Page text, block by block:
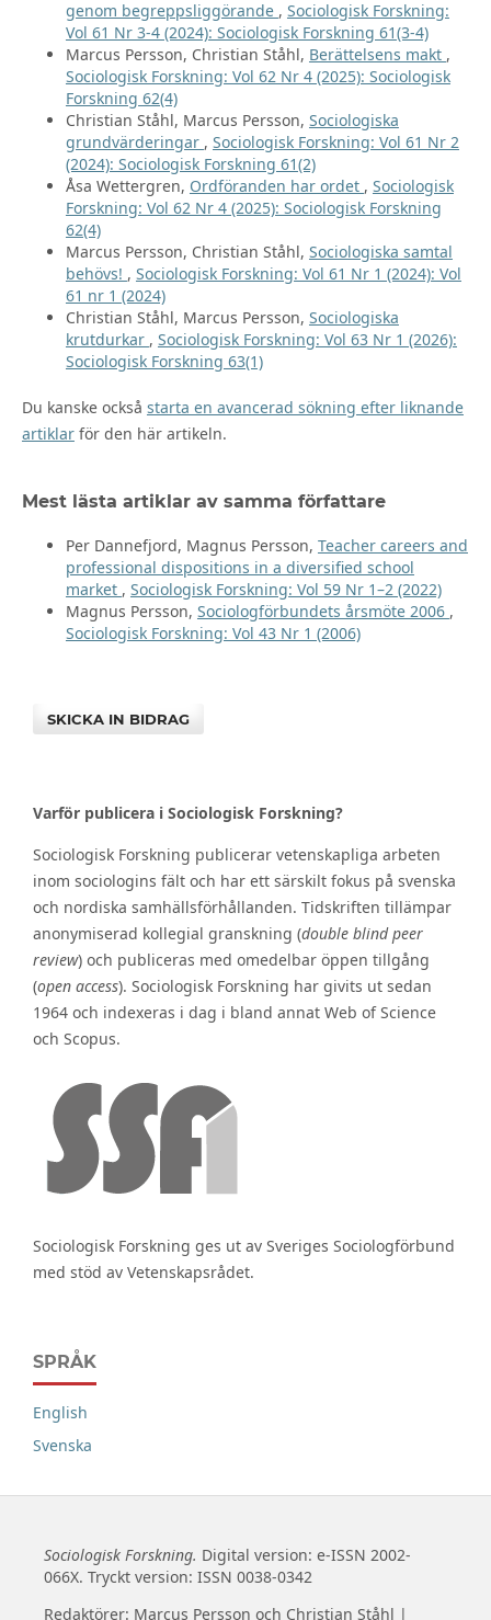
genom begreppsliggörande , Sociologisk Forskning:
Vol 61 Nr 3-4 (2024): Sociologisk Forskning 61(3-4)
Marcus Persson, Christian Ståhl, Berättelsens makt ,
Sociologisk Forskning: Vol 62 Nr 4 (2025): Sociologisk
Forskning 62(4)
Christian Ståhl, Marcus Persson, Sociologiska
grundvärderingar , Sociologisk Forskning: Vol 61 Nr 2
(2024): Sociologisk Forskning 61(2)
Åsa Wettergren, Ordföranden har ordet , Sociologisk
Forskning: Vol 62 Nr 4 (2025): Sociologisk Forskning
62(4)
Marcus Persson, Christian Ståhl, Sociologiska samtal
behövs! , Sociologisk Forskning: Vol 61 Nr 1 (2024): Vol
61 nr 1 (2024)
Christian Ståhl, Marcus Persson, Sociologiska
krutdurkar , Sociologisk Forskning: Vol 63 Nr 1 (2026):
Sociologisk Forskning 63(1)
Du kanske också starta en avancerad sökning efter liknande
artiklarför den här artikeln.
Mest lästa artiklar av samma författare
Per Dannefjord, Magnus Persson, Teacher careers and
professional dispositions in a diversified school
market , Sociologisk Forskning: Vol 59 Nr 1–2 (2022)
Magnus Persson, Sociologförbundets årsmöte 2006 ,
Sociologisk Forskning: Vol 43 Nr 1 (2006)
SKICKA IN BIDRAG
Varför publicera i Sociologisk Forskning?
Sociologisk Forskning publicerar vetenskapliga arbeten
inom sociologins fält och har ett särskilt fokus på svenska
och nordiska samhällsförhållanden. Tidskriften tillämpar
anonymiserad kollegial granskning (double blind peer
review) och publiceras med omedelbar öppen tillgång
(open access). Sociologisk Forskning har givits ut sedan
1964 och indexeras i dag i bland annat Web of Science
och Scopus.
Sociologisk Forskning ges ut av Sveriges Sociologförbund
med stöd av Vetenskapsrådet.
SPRÅK
English
Svenska
Sociologisk Forskning. Digital version: e-ISSN 2002-
066X. Tryckt version: ISSN 0038-0342
Redaktörer: Marcus Persson och Christian Ståhl |